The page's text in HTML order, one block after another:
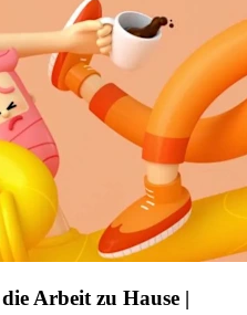
Arbeit zu Hause |